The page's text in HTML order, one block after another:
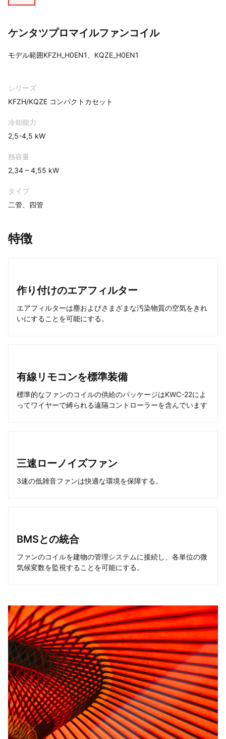
ケンタツプロマイルファンコイル
モデル範囲KFZH_H0EN1、KQZE_H0EN1
シリーズ
KFZH/KQZE コンパクトカセット
冷却能力
2,5-4,5 kW
熱容量
2,34 – 4,55 kW
タイプ
二管、四管
特徴
作り付けのエアフィルター
エアフィルターは塵およびさまざまな汚染物質の空気をきれ
いにすることを可能にする。
有線リモコンを標準装備
標準的なファンのコイルの供給のパッケージはKWC-22によ
ってワイヤーで縛られる遠隔コントローラーを含んでいます
三速ローノイズファン
3速の低雑音ファンは快適な環境を保障する。
BMSとの統合
ファンのコイルを建物の管理システムに接続し、各単位の微
気候変数を監視することを可能にする。